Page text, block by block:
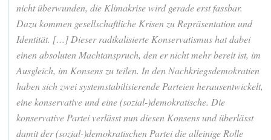
nicht überwunden, die Klimakrise wird gerade erst fassbar.
Dazu kommen gesellschaftliche Krisen zu Repräsentation und
Identität. […] Dieser radikalisierte Konservatismus hat dabei
einen absoluten Machtanspruch, den er nicht mehr bereit ist, im
Ausgleich, im Konsens zu teilen. In den Nachkriegsdemokratien
haben sich zwei systemstabilisierende Parteien herausentwickelt,
eine konservative und eine (sozial-)demokratische. Die
konservative Partei verlässt nun diesen Konsens und überlässt
damit der (sozial-)demokratischen Partei die alleinige Rolle